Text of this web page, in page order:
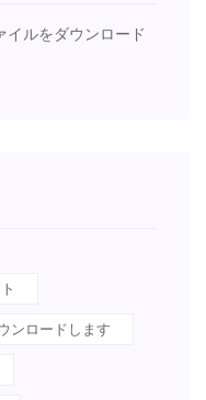
イルをダウンロード
ンロードします